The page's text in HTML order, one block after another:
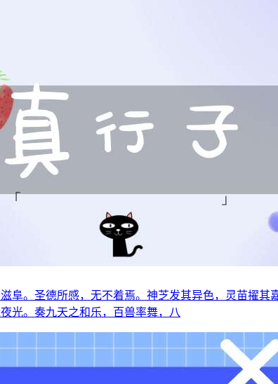
阜。圣德所感，无不着焉。神芝发其异色，灵苗擢
光。奏九天之和乐，百兽率舞，八